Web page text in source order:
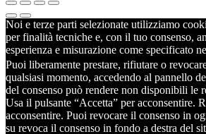
Noi e terze parti selezionate utilizziamo
per finalità tecniche e, con il tuo consenso,
esperienza e misurazione come specificato
Puoi liberamente prestare, rifiutare o
qualsiasi momento, accedendo al pannello
del consenso può rendere non disponibili le
Usa il pulsante “Accetta” per acconsentire.
acconsentire. Puoi revocare il consenso in
su revoca il consenso in fondo a destra del